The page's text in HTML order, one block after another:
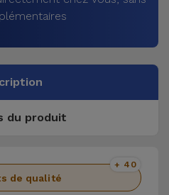
du produit
de qualité
+ 40